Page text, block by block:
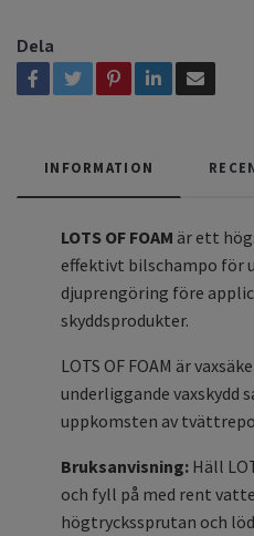
Dela
INFORMATION
LOTS OF FOAM är ett
effektivt bilschampo för
djuprengöring före
skyddsprodukter.
LOTS OF FOAM är
underliggande vaxskydd
uppkomsten av
Bruksanvisning: Häll
och fyll på med rent
högtryckssprutan och